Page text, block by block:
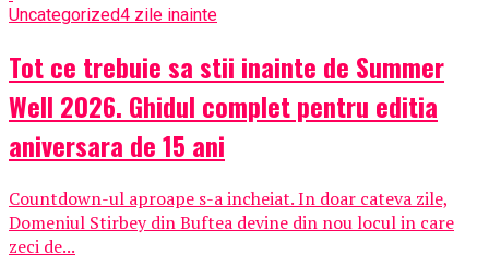
Uncategorized4 zile inainte
Tot ce trebuie sa stii inainte de Summer
Well 2026. Ghidul complet pentru editia
aniversara de 15 ani
Countdown-ul aproape s-a incheiat. In doar cateva zile,
Domeniul Stirbey din Buftea devine din nou locul in care
zeci de...